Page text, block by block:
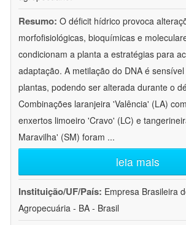
Resumo: O déficit hídrico provoca
morfofisiológicas, bioquímicas e
condicionam a planta a estratégias para
adaptação. A metilação do DNA é
plantas, podendo ser alterada durante o
Combinações laranjeira 'Valência' (LA)
enxertos limoeiro 'Cravo' (LC) e
Maravilha' (SM) foram ...
leia mais
Instituição/UF/País: Empresa Brasileira
Agropecuária - BA - Brasil